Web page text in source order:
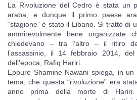
La Rivoluzione del Cedro è stata un
araba, e dunque il primo paese
“stagione” è stato il Libano. Si trattò di
ammirevolmente bene organizzate
chiedevano – tra l’altro – il ritiro
l’assassinio, il 14 febbraio 2014,
dell’epoca, Rafiq Hariri.
Eppure Shamine Nawani spiega, in
tema, che questa “rivoluzione” era
anno prima della morte di Hariri.